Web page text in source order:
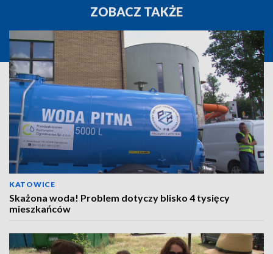
ZOBACZ TAKŻE
KATOWICE
Skażona woda! Problem dotyczy blisko 4 tysięcy
mieszkańców